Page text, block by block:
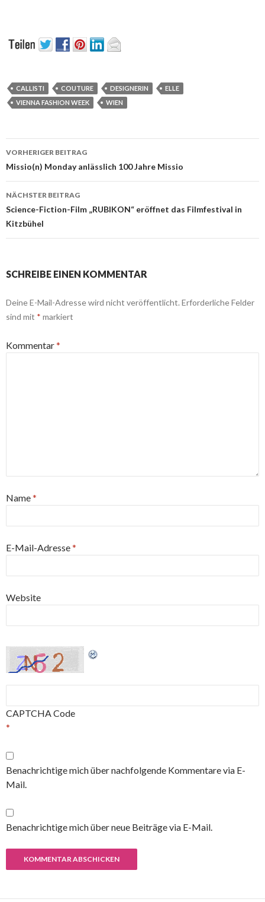
CALLISTI COUTURE DESIGNERIN
ELLE
VIENNA FASHION WEEK
WIEN
Beitrags-
Navigation
VORHERIGER BEITRAG
Missio(n) Monday anlässlich 100 Jahre Missio
NÄCHSTER BEITRAG
Science-Fiction-Film „RUBIKON“ eröffnet das Filmfestival in
Kitzbühel
SCHREIBE EINEN KOMMENTAR
Deine E-Mail-Adresse wird nicht veröffentlicht. Erforderliche Felder
sind mit * markiert
Kommentar*
Name*
E-Mail-Adresse*
Website
CAPTCHA Code
*
Benachrichtige mich über nachfolgende Kommentare via E-
Mail.
Benachrichtige mich über neue Beiträge via E-Mail.